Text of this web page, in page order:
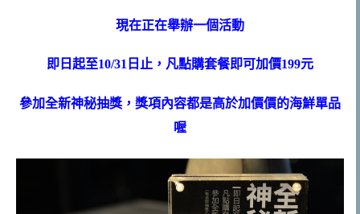
現在正在舉辦一個活動
即日起至10/31日止，凡點購套餐即可加價199元
參加全新神秘抽獎，獎項內容都是高於加價價的海鮮單品
喔